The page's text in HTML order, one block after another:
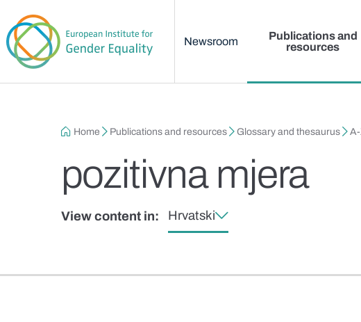
Newsroom
Publications and
resources
Breadcrumb
Home Publications and resources Glossary and thesaurus
pozitivna mjera
View content in: Hrvatski